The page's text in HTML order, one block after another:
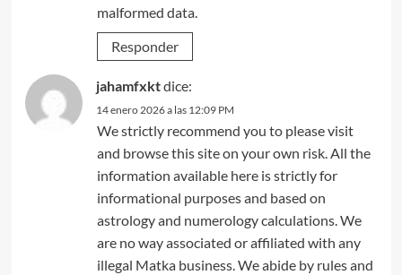
malformed data.
Responder
jahamfxktdice:
14 enero 2026 a las 12:09 PM
We strictly recommend you to please visit
and browse this site on your own risk. All the
information available here is strictly for
informational purposes and based on
astrology and numerology calculations. We
are no way associated or affiliated with any
illegal Matka business. We abide by rules and